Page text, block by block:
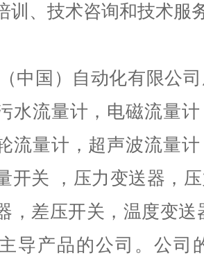
训、技术咨询和技术服
中国）自动化有限公司
水流量计，电磁流量
流量计，超声波流量
开关 ，压力变送器，
，差压开关，温度变
导产品的公司。公司